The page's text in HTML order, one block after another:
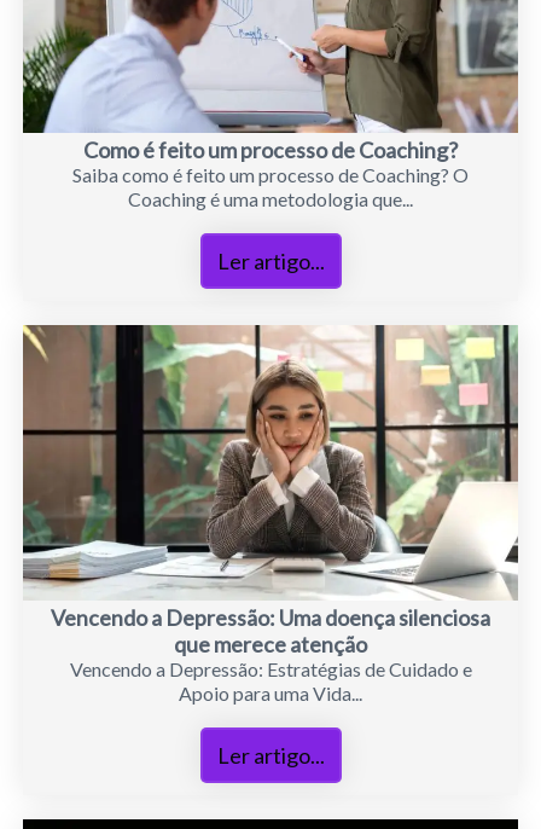
Como é feito um processo de Coaching?
Saiba como é feito um processo de Coaching? O
Coaching é uma metodologia que...
Ler artigo...
Vencendo a Depressão: Uma doença silenciosa
que merece atenção
Vencendo a Depressão: Estratégias de Cuidado e
Apoio para uma Vida...
Ler artigo...